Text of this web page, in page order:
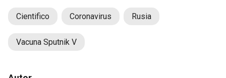
Cientifico Coronavirus Rusia
Vacuna Sputnik V